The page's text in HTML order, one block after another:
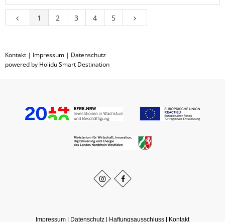
1 2 3 4 5
Kontakt | Impressum | Datenschutz
powered by Holidu Smart Destination
Impressum Datenschutz Haftungsausschluss Kontakt